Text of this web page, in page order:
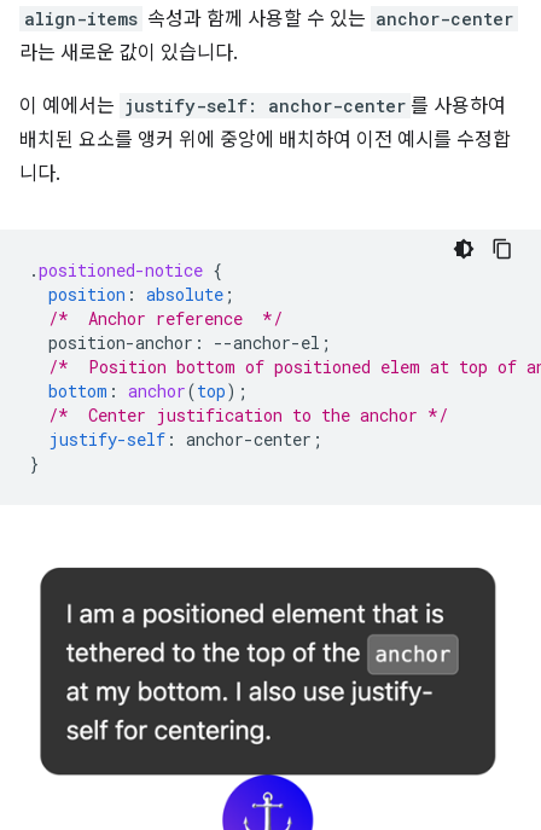
align-items 속성과 함께 사용할 수 있는 anchor-center
라는 새로운 값이 있습니다.
이 예에서는 justify-self: anchor-center 를 사용하여
배치된 요소를 앵커 위에 중앙에 배치하여 이전 예시를 수정합
니다.
.positioned-notice {
position : absolute ;
/*  Anchor reference  */
position-anchor : --anchor-el ;
/*  Position bottom of positioned elem at top of
bottom : anchor(top);
/*  Center justification to the anchor */
justify-self : anchor-center ;
}